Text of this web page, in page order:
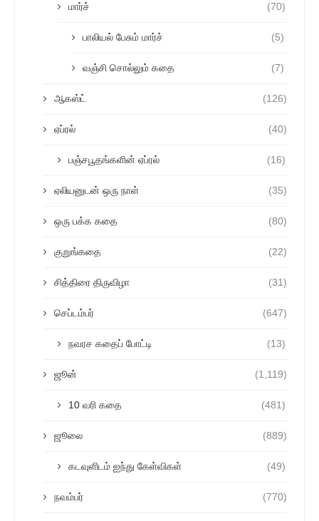
மார்ச் (70)
பாலியல் பேசும் மார்ச் (5)
வஞ்சி சொல்லும் கதை (7)
ஆகஸ்ட் (126)
ஏப்ரல் (40)
பஞ்சபூதங்களின் ஏப்ரல் (16)
ஏலியனுடன் ஒரு நாள் (35)
ஒரு பக்க கதை (80)
குறுங்கதை (22)
சித்திரை திருவிழா (31)
செப்டம்பர் (647)
நவரச கதைப் போட்டி (13)
ஜூன் (1,119)
10 வரி கதை (481)
ஜூலை (889)
கடவுளிடம் ஐந்து கேள்விகள் (49)
நவம்பர் (770)